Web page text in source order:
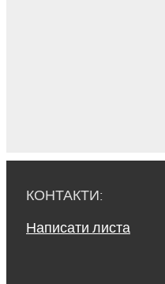
КОНТАКТИ:
Написати листа